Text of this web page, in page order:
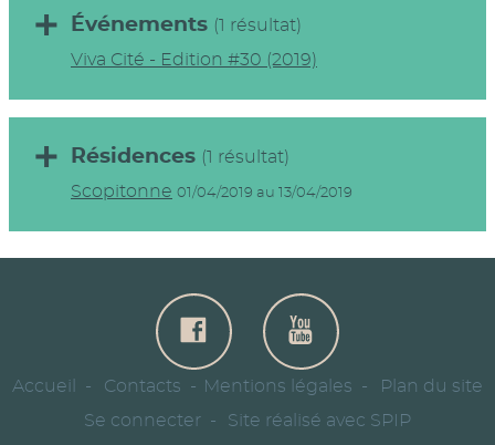
Événements (1 résultat)
Viva Cité - Edition #30 (2019)
Résidences (1 résultat)
Scopitonne 01/04/2019 au 13/04/2019
Accueil Contacts Mentions légales
Plan du site
Se connecter
Site réalisé avec SPIP